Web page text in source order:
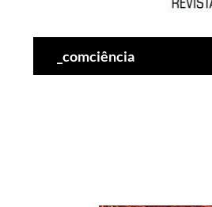
_comciência